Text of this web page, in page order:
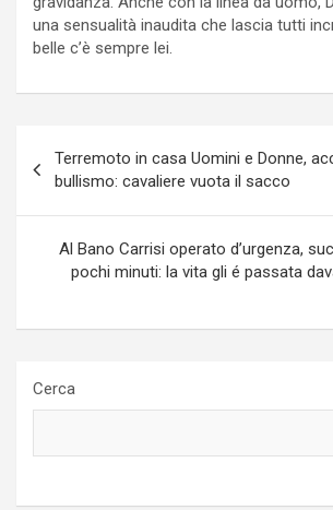
una sensualità inaudita che lascia tutti
belle c’è sempre lei.
articoli
Terremoto in casa Uomini e Donne,
bullismo: cavaliere vuota il sacco
Al Bano Carrisi operato d’urgenza,
pochi minuti: la vita gli é passata
Cerca